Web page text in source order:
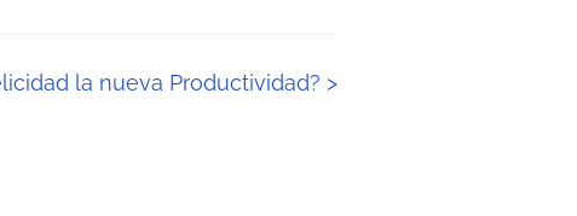
la nueva Productividad? >